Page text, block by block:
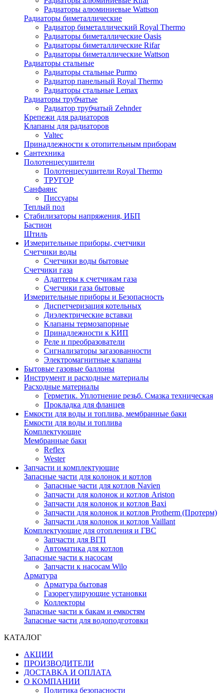
Радиаторы алюминиевые Wattson
Радиаторы биметаллические
Радиатор биметаллический Royal Thermo
Радиаторы биметаллические Oasis
Радиаторы биметаллические Rifar
Радиаторы биметаллические Wattson
Радиаторы стальные
Радиаторы стальные Purmo
Радиатор панельный Royal Thermo
Радиаторы стальные Lemax
Радиаторы трубчатые
Радиатор трубчатый Zehnder
Крепежи для радиаторов
Клапаны для радиаторов
Valtec
Принадлежности к отопительным приборам
Сантехника
Полотенцесушители
Полотенцесушители Royal Thermo
ТРУГОР
Санфаянс
Писсуары
Теплый пол
Стабилизаторы напряжения, ИБП
Бастион
Штиль
Измерительные приборы, счетчики
Счетчики воды
Счетчики воды бытовые
Счетчики газа
Адаптеры к счетчикам газа
Счетчики газа бытовые
Измерительные приборы и Безопасность
Диспетчеризация котельных
Диэлектрические вставки
Клапаны термозапорные
Принадлежности к КИП
Реле и преобразователи
Сигнализаторы загазованности
Электромагнитные клапаны
Бытовые газовые баллоны
Инструмент и расходные материалы
Расходные материалы
Герметик. Уплотнение резьб. Смазка техническая
Прокладка для фланцев
Емкости для воды и топлива, мембранные баки
Емкости для воды и топлива
Комплектующие
Мембранные баки
Reflex
Wester
Запчасти и комплектующие
Запасные части для колонок и котлов
Запасные части для котлов Navien
Запчасти для колонок и котлов Ariston
Запчасти для колонок и котлов Baxi
Запчасти для колонок и котлов Protherm (Протерм)
Запчасти для колонок и котлов Vaillant
Комплектующие для отопления и ГВС
Запчасти для ВГП
Автоматика для котлов
Запасные части к насосам
Запчасти к насосам Wilo
Арматура
Арматура бытовая
Газорегулирующие установки
Коллекторы
Запасные части к бакам и емкостям
Запасные части для водоподготовки
КАТАЛОГ
АКЦИИ
ПРОИЗВОДИТЕЛИ
ДОСТАВКА И ОПЛАТА
О КОМПАНИИ
Политика безопасности